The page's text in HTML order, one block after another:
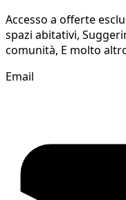
Accesso a offerte
spazi abitativi,
comunità, E molto
Email